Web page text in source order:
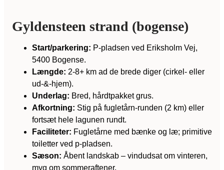
Gyldensteen strand (bogense)
Start/parkering: P-pladsen ved Eriksholm Vej,
5400 Bogense.
Længde: 2-8+ km ad de brede diger (cirkel- eller
ud-&-hjem).
Underlag: Bred, hårdtpakket grus.
Afkortning: Stig på fugletårn-runden (2 km) eller
fortsæt hele lagunen rundt.
Faciliteter: Fugletårne med bænke og læ; primitive
toiletter ved p-pladsen.
Sæson: Åbent landskab – vindudsat om vinteren,
myg om sommeraftener.